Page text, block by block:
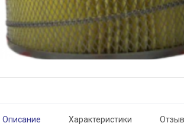
Описание Характеристики